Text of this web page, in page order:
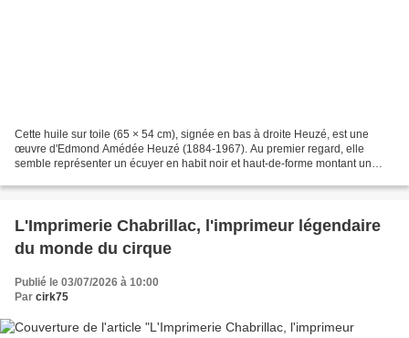
Cette huile sur toile (65 × 54 cm), signée en bas à droite Heuzé, est une
œuvre d'Edmond Amédée Heuzé (1884-1967). Au premier regard, elle
semble représenter un écuyer en habit noir et haut-de-forme montant un
L'Imprimerie Chabrillac, l'imprimeur légendaire
du monde du cirque
Publié le 03/07/2026 à 10:00
Par cirk75